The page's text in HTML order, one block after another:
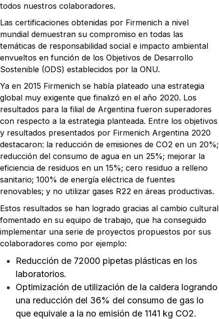
todos nuestros colaboradores.
Las certificaciones obtenidas por Firmenich a nivel
mundial demuestran su compromiso en todas las
temáticas de responsabilidad social e impacto ambiental
envueltos en función de los Objetivos de Desarrollo
Sostenible (ODS) establecidos por la ONU.
Ya en 2015 Firmenich se había plateado una estrategia
global muy exigente que finalizó en el año 2020. Los
resultados para la filial de Argentina fueron superadores
con respecto a la estrategia planteada. Entre los objetivos
y resultados presentados por Firmenich Argentina 2020
destacaron: la reducción de emisiones de CO2 en un 20%;
reducción del consumo de agua en un 25%; mejorar la
eficiencia de residuos en un 15%; cero residuo a relleno
sanitario; 100% de energía eléctrica de fuentes
renovables; y no utilizar gases R22 en áreas productivas.
Estos resultados se han logrado gracias al cambio cultural
fomentado en su equipo de trabajo, que ha conseguido
implementar una serie de proyectos propuestos por sus
colaboradores como por ejemplo:
Reducción de 72000 pipetas plásticas en los
laboratorios.
Optimización de utilización de la caldera logrando
una reducción del 36% del consumo de gas lo
que equivale a la no emisión de 1141 kg CO2.